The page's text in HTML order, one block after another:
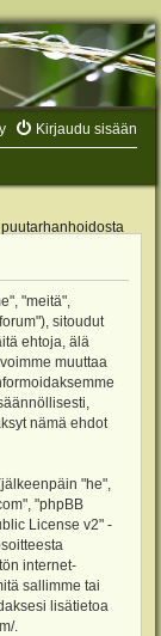
Kirjaudu sisään
"meitä",
sitoudut
ehtoja, älä
muuttaa
nämä ehdot
"he",
"phpBB
License v2" -
internet-
sallimme tai
lisätietoa
.